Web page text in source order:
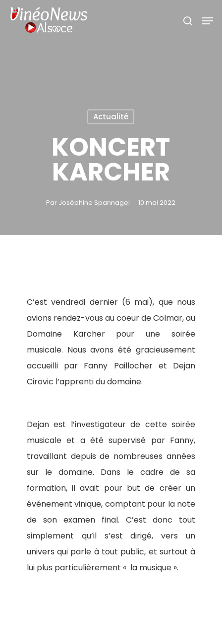
Skip
search
Actualité
KONCERT
KARCHER
Par Joséphine Spannagel 10 mai 2022
C’est vendredi dernier (6 mai), que nous
avions rendez-vous au coeur de Colmar, au
Domaine Karcher pour une soirée
musicale. Nous avons été gracieusement
accueilli par Fanny Paillocher et Dejan
Cirovic l’apprenti du domaine.
Dejan est l’investigateur de cette soirée
musicale et a été supervisé par Fanny,
travaillant depuis de nombreuses années
sur le domaine. Dans le cadre de sa
formation, il avait pour but de créer un
événement vinique, comptant pour la note
de son examen final. C’est donc tout
simplement qu’il s’est dirigé, vers un
univers qui parle à tout public, et surtout à
lui plus particulièrement « la musique ».